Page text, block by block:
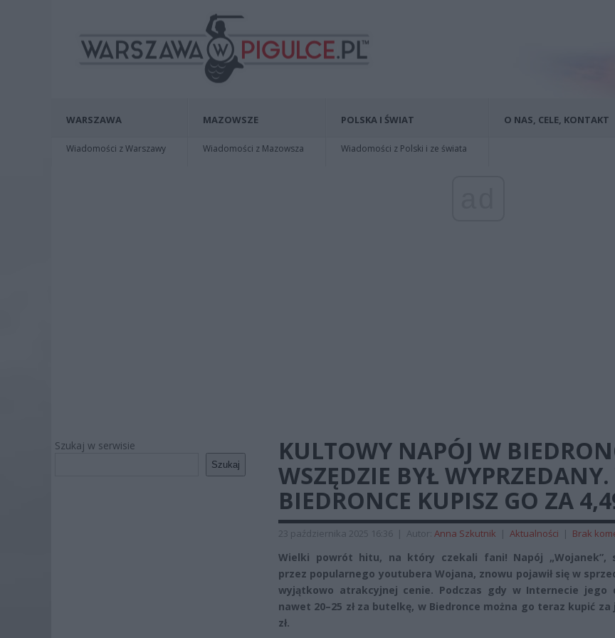
WARSZAWA
Wiadomości z Warszawy
MAZOWSZE
Wiadomości z Mazowsza
POLSKA I ŚWIAT
Wiadomości z Polski i ze świata
O NAS, CELE, KONTAKT
Szukaj w serwisie
Szukaj
KULTOWY NAPÓJ W
WSZĘDZIE BYŁ
BIEDRONCE KUPISZ GO ZA
23 października 2025 16:36 | Autor: Anna Szkutnik | Aktualności | Brak
Wielki powrót hitu, na który czekali fani! Napój „Wojanek”,
przez popularnego youtubera Wojana, znowu pojawił się w
wyjątkowo atrakcyjnej cenie. Podczas gdy w Internecie jego
nawet 20–25 zł za butelkę, w Biedronce można go teraz kupić za
zł.